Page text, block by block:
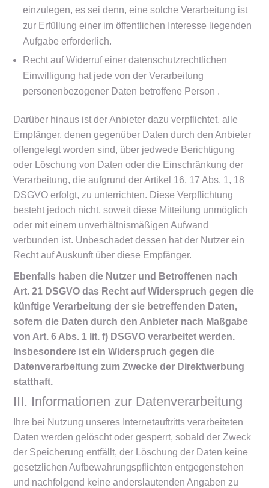
einzulegen, es sei denn, eine solche Verarbeitung ist
zur Erfüllung einer im öffentlichen Interesse liegenden
Aufgabe erforderlich.
Recht auf Widerruf einer datenschutzrechtlichen
Einwilligung hat jede von der Verarbeitung
personenbezogener Daten betroffene Person .
Darüber hinaus ist der Anbieter dazu verpflichtet, alle
Empfänger, denen gegenüber Daten durch den Anbieter
offengelegt worden sind, über jedwede Berichtigung
oder Löschung von Daten oder die Einschränkung der
Verarbeitung, die aufgrund der Artikel 16, 17 Abs. 1, 18
DSGVO erfolgt, zu unterrichten. Diese Verpflichtung
besteht jedoch nicht, soweit diese Mitteilung unmöglich
oder mit einem unverhältnismäßigen Aufwand
verbunden ist. Unbeschadet dessen hat der Nutzer ein
Recht auf Auskunft über diese Empfänger.
Ebenfalls haben die Nutzer und Betroffenen nach
Art. 21 DSGVO das Recht auf Widerspruch gegen die
künftige Verarbeitung der sie betreffenden Daten,
sofern die Daten durch den Anbieter nach Maßgabe
von Art. 6 Abs. 1 lit. f) DSGVO verarbeitet werden.
Insbesondere ist ein Widerspruch gegen die
Datenverarbeitung zum Zwecke der Direktwerbung
statthaft.
III. Informationen zur Datenverarbeitung
Ihre bei Nutzung unseres Internetauftritts verarbeiteten
Daten werden gelöscht oder gesperrt, sobald der Zweck
der Speicherung entfällt, der Löschung der Daten keine
gesetzlichen Aufbewahrungspflichten entgegenstehen
und nachfolgend keine anderslautenden Angaben zu